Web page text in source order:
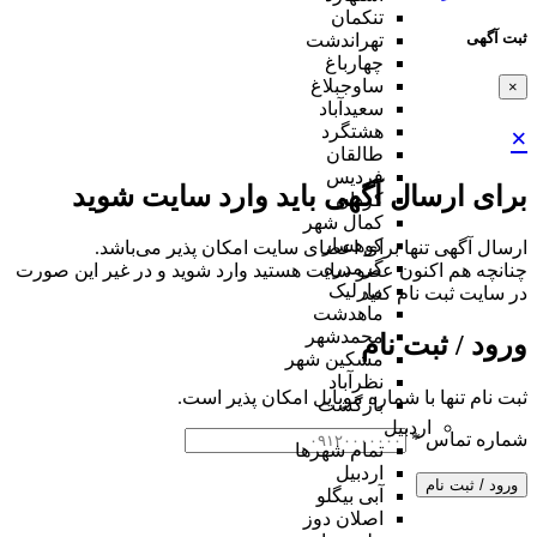
ثبت آگهی
×
×
برای ارسال آگهی باید وارد سایت شوید
ارسال آگهی تنها برای اعضای سایت امکان پذیر می‌باشد.
چنانچه هم‌ اکنون عضو سایت هستید وارد شوید و در غیر این صورت
در سایت ثبت نام کنید
ورود / ثبت نام
ثبت نام تنها با شماره موبایل امکان پذیر است.
شماره تماس*
ورود / ثبت نام
تنکمان
تهراندشت
چهارباغ
ساوجبلاغ
سعیدآباد
هشتگرد
طالقان
فردیس
کردان
کمال شهر
کوهسار
گرمدره
مارلیک
ماهدشت
محمدشهر
مشکین شهر
نظرآباد
بازگشت
اردبیل
تمام شهر‌ها
اردبیل
آبی بیگلو
اصلان دوز